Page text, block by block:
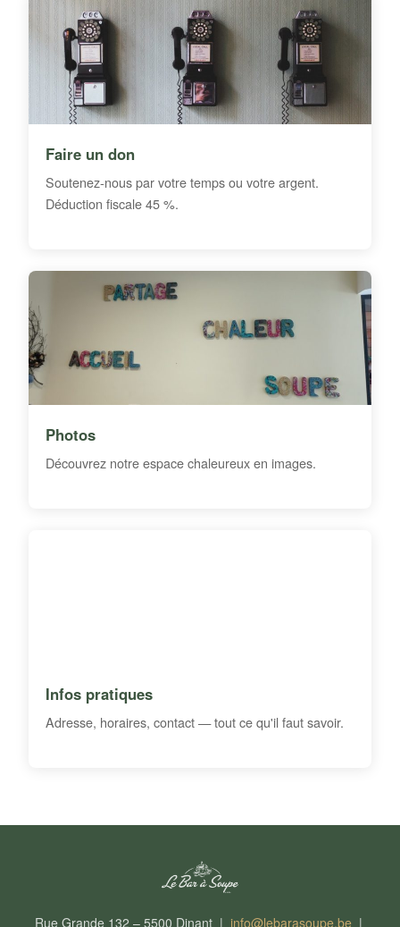
Faire un don
Soutenez-nous par votre temps ou votre argent.
Déduction fiscale 45 %.
Photos
Découvrez notre espace chaleureux en images.
Infos pratiques
Adresse, horaires, contact — tout ce qu'il faut savoir.
Rue Grande 132 – 5500 Dinant | info@lebarasoupe.be|